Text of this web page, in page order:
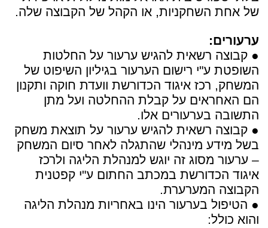
של אחת השחקניות, או הקהל של הקבוצה שלה.
ערעורים:
● קבוצה רשאית להגיש ערעור על החלטות
השופטת ע"י רישום הערעור בגיליון השיפוט של
המשחק, רכז איגוד הכדורשת וועדת חוקה ותקנון
הם האחראים על קבלת ההחלטה ועל מתן
התשובה בערעורים אלו.
● קבוצה רשאית להגיש ערעור על תוצאת משחק
בשל מידע מינהלי שהתגלה לאחר סיום המשחק
– ערעור מסוג זה יוגש למנהלת הליגה ולרכז
איגוד הכדורשת במכתב החתום ע"י קפטנית
הקבוצה המערערת.
● הטיפול בערעור הינו באחריות מנהלת הליגה
והוא כולל: